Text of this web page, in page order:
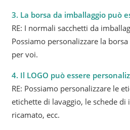
3. La borsa da imballaggio può
RE: I normali sacchetti da
Possiamo personalizzare la
per voi.
4. Il LOGO può essere
RE: Possiamo personalizzare le
etichette di lavaggio, le schede di
ricamato, ecc.